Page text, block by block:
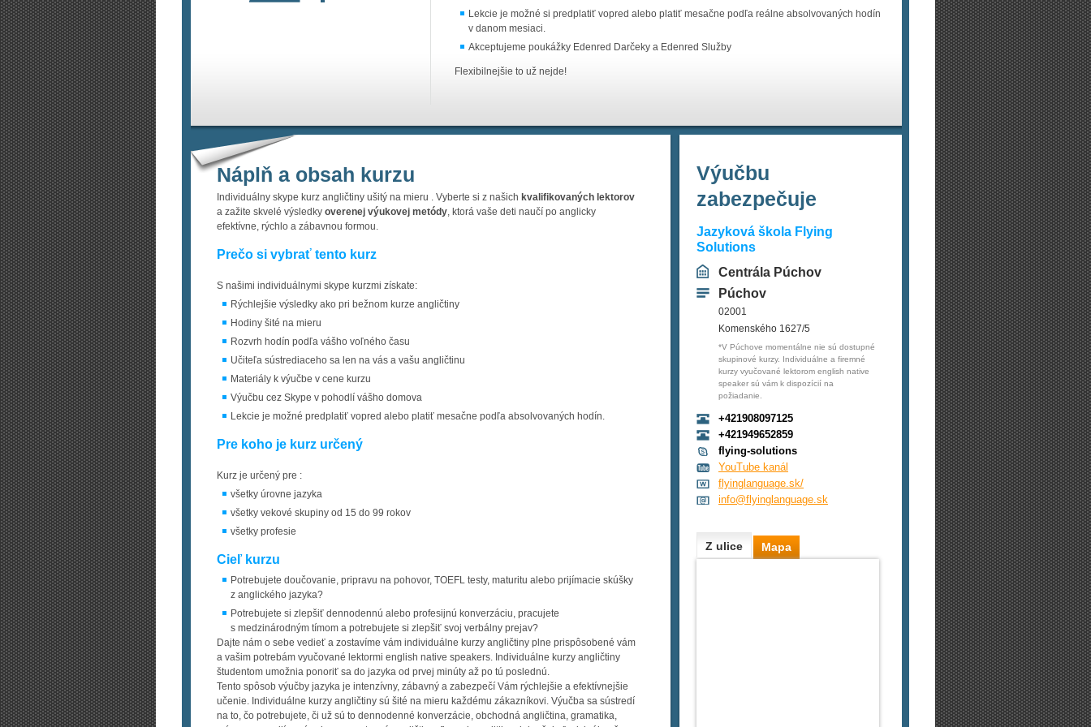
Lekcie je možné si predplatiť vopred alebo platiť mesačne podľa reálne absolvovaných hodín
v danom mesiaci.
Akceptujeme poukážky Edenred Darčeky a Edenred Služby
Flexibilnejšie to už nejde!
Náplň a obsah kurzu
Individuálny skype kurz angličtiny ušitý na mieru . Vyberte si z našich kvalifikovaných lektorov
a zažite skvelé výsledky overenej výukovej metódy, ktorá vaše deti naučí po anglicky
efektívne, rýchlo a zábavnou formou.
Prečo si vybrať tento kurz
S našimi individuálnymi skype kurzmi získate:
Rýchlejšie výsledky ako pri bežnom kurze angličtiny
Hodiny šité na mieru
Rozvrh hodín podľa vášho voľného času
Učiteľa sústrediaceho sa len na vás a vašu angličtinu
Materiály k výučbe v cene kurzu
Výučbu cez Skype v pohodlí vášho domova
Lekcie je možné predplatiť vopred alebo platiť mesačne podľa absolvovaných ho­dín.
Pre koho je kurz určený
Kurz je určený pre :
všetky úrovne jazyka
všetky vekové skupiny od 15 do 99 rokov
všetky profesie
Cieľ kurzu
Potrebujete doučovanie, pripravu na pohovor, TOEFL testy, maturitu alebo prijímacie skúšky
z anglického jazyka?
Potrebujete si zlepšiť dennodennú alebo profesijnú konverzáciu, pracujete
s medzinárodným tímom a potrebujete si zlepšiť svoj verbálny prejav?
Dajte nám o sebe vedieť a zostavíme vám individuálne kurzy angličtiny plne prispôsobené vám
a vašim potrebám vyučované lektormi english native speakers. Individuálne kurzy angličtiny
študentom umožnia ponoriť sa do jazyka od prvej minúty až po tú poslednú.
Tento spôsob výučby jazyka je intenzívny, zábavný a zabezpečí Vám rýchlejšie a efektívnejšie
učenie. Individuálne kurzy angličtiny sú šité na mieru každému zákazníkovi. Výučba sa sústredí
na to, čo potrebujete, či už sú to dennodenné konverzácie, obchodná angličtina, gramatika,
Výučbu
zabezpečuje
Jazyková škola Flying
Solutions
Centrála Púchov
Púchov
02001
Komenského 1627/5
*V Púchove momentálne nie sú dostupné
skupinové kurzy. Individuálne a firemné
kurzy vyučované lektorom english native
speaker sú vám k dispozícií na
požiadanie.
+421908097125
+421949652859
flying-solutions
YouTube kanál
flyinglanguage.sk/
info@flyinglanguage.sk
Z ulice Mapa